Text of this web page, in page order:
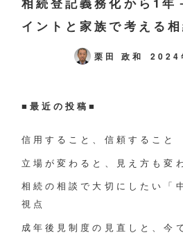
イントと家族で考える
栗田 政和 2024
■最近の投稿■
信用すること、信頼すること
立場が変わると、見え方も変
相続の相談で大切にしたい「
視点
成年後見制度の見直しと、今